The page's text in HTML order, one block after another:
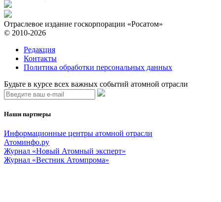
Отраслевое издание госкорпорации «Росатом»
© 2010-2026
Редакция
Контакты
Политика обработки персональных данных
Будьте в курсе всех важных событий атомной отрасли
Наши партнеры
Информационные центры атомной отрасли
Атоминфо.ру
Журнал «Новый Атомный эксперт»
Журнал «Вестник Атомпрома»